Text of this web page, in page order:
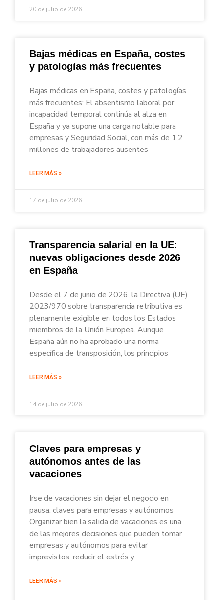
20 de julio de 2026
Bajas médicas en España, costes
y patologías más frecuentes
Bajas médicas en España, costes y patologías
más frecuentes: El absentismo laboral por
incapacidad temporal continúa al alza en
España y ya supone una carga notable para
empresas y Seguridad Social, con más de 1,2
millones de trabajadores ausentes
LEER MÁS »
17 de julio de 2026
Transparencia salarial en la UE:
nuevas obligaciones desde 2026
en España
Desde el 7 de junio de 2026, la Directiva (UE)
2023/970 sobre transparencia retributiva es
plenamente exigible en todos los Estados
miembros de la Unión Europea. Aunque
España aún no ha aprobado una norma
específica de transposición, los principios
LEER MÁS »
14 de julio de 2026
Claves para empresas y
autónomos antes de las
vacaciones
Irse de vacaciones sin dejar el negocio en
pausa: claves para empresas y autónomos
Organizar bien la salida de vacaciones es una
de las mejores decisiones que pueden tomar
empresas y autónomos para evitar
imprevistos, reducir el estrés y
LEER MÁS »